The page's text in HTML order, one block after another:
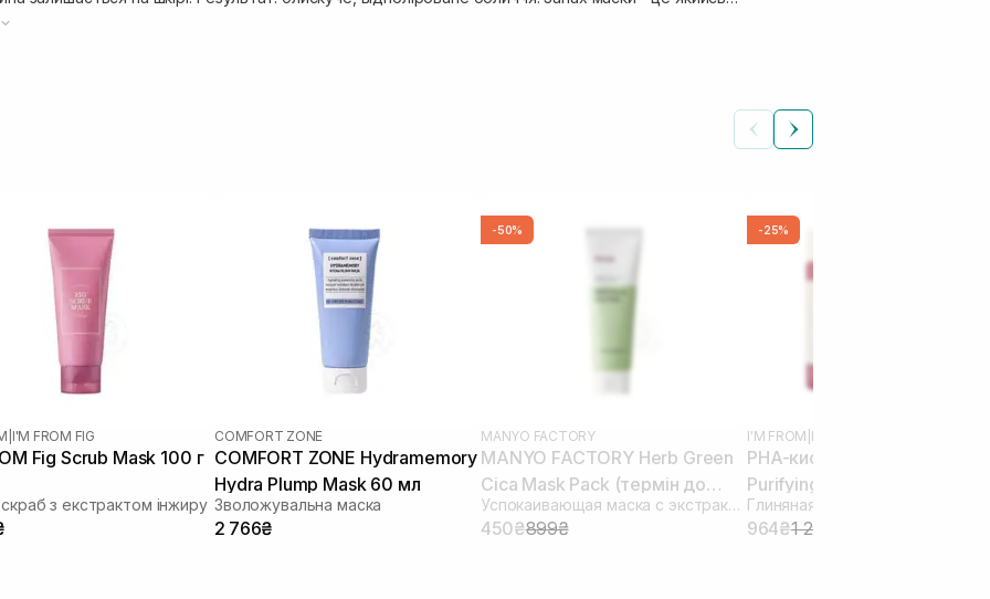
Я таке дуже люблю, тому мені ця процедура суцільне спа.
I'M FROM FIG
Fig Scrub Mask 100 г
з екстрактом інжиру
COMFORT ZONE
COMFORT ZONE Hydramemory
Hydra Plump Mask 60 мл
Зволожувальна маска
2 766₴
-50%
MANYO FACTORY
MANYO FACTORY Herb Green
Cica Mask Pack (термін до
03.26) 75 мл
Успокаивающая маска с экстрактом зеленого чая
450₴899₴
-25%
I'M FROM BEET ENERGY
PHA-кислотою I`M FROM
Purifying Mask 110 г
964₴1 285₴